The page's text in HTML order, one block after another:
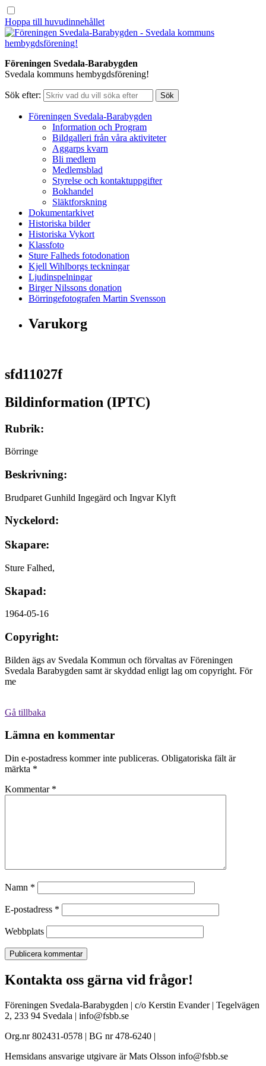
Hoppa till huvudinnehållet
Föreningen Svedala-Barabygden
Svedala kommuns hembygdsförening!
Sök efter:
Föreningen Svedala-Barabygden
Information och Program
Bildgalleri från våra aktiviteter
Aggarps kvarn
Bli medlem
Medlemsblad
Styrelse och kontaktuppgifter
Bokhandel
Släktforskning
Dokumentarkivet
Historiska bilder
Historiska Vykort
Klassfoto
Sture Falheds fotodonation
Kjell Wihlborgs teckningar
Ljudinspelningar
Birger Nilssons donation
Börringefotografen Martin Svensson
Varukorg
sfd11027f
Bildinformation (IPTC)
Rubrik:
Börringe
Beskrivning:
Brudparet Gunhild Ingegärd och Ingvar Klyft
Nyckelord:
Skapare:
Sture Falhed,
Skapad:
1964-05-16
Copyright:
Bilden ägs av Svedala Kommun och förvaltas av Föreningen
Svedala Barabygden samt är skyddad enligt lag om copyright. För
me
Gå tillbaka
Lämna en kommentar
Din e-postadress kommer inte publiceras. Obligatoriska fält är
märkta *
Kommentar *
Namn *
E-postadress *
Webbplats
Kontakta oss gärna vid frågor!
Föreningen Svedala-Barabygden | c/o Kerstin Evander | Tegelvägen
2, 233 94 Svedala | info@fsbb.se
Org.nr 802431-0578 | BG nr 478-6240 |
Hemsidans ansvarige utgivare är Mats Olsson info@fsbb.se